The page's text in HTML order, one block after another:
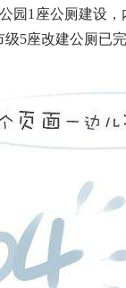
园1座公厕建设
5座改建公厕已